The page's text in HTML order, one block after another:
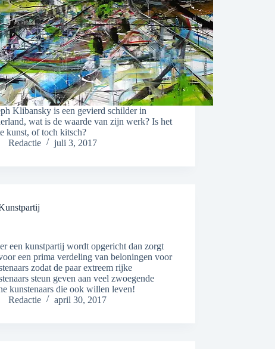
Klibansky is een gevierd schilder in
wat is de waarde van zijn werk? Is het
kunst, of toch kitsch?
Redactie
juli 3, 2017
een kunstpartij wordt opgericht dan zorgt
een prima verdeling van beloningen voor
zodat de paar extreem rijke
steun geven aan veel zwoegende
kunstenaars die ook willen leven!
Redactie
april 30, 2017